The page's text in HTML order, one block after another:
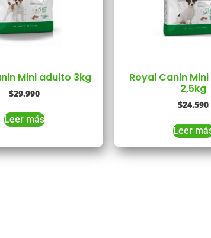
Mini adulto 3kg
$29.990
Leer más
Royal Canin
2,5kg
$24.590
Leer